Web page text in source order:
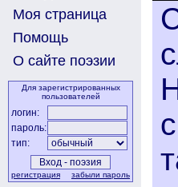
Моя страница
Помощь
О сайте поэзии
Для зарегистрированных
пользователей
логин:
пароль:
тип:
регистрация забыли пароль